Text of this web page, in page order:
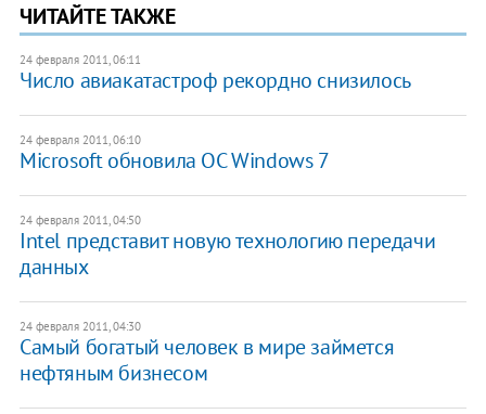
ЧИТАЙТЕ ТАКЖЕ
24 февраля 2011, 06:11
Число авиакатастроф рекордно снизилось
24 февраля 2011, 06:10
Microsoft обновила ОС Windows 7
24 февраля 2011, 04:50
Intel представит новую технологию передачи
данных
24 февраля 2011, 04:30
Самый богатый человек в мире займется
нефтяным бизнесом